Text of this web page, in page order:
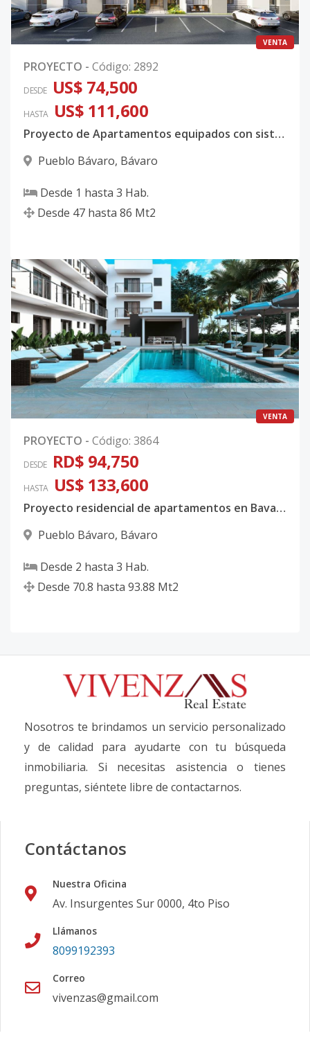
VENTA
PROYECTO - Código: 2892
DESDE US$ 74,500
HASTA US$ 111,600
Proyecto de Apartamentos equipados con sistema de domotica en Bávaro
Pueblo Bávaro, Bávaro
Desde 1 hasta 3 Hab.
Desde 47 hasta 86 Mt2
VENTA
PROYECTO - Código: 3864
DESDE RD$ 94,750
HASTA US$ 133,600
Proyecto residencial de apartamentos en Bavaro, Punta Cana. Entrega 2026
Pueblo Bávaro, Bávaro
Desde 2 hasta 3 Hab.
Desde 70.8 hasta 93.88 Mt2
Nosotros te brindamos un servicio personalizado
y de calidad para ayudarte con tu búsqueda
inmobiliaria. Si necesitas asistencia o tienes
preguntas, siéntete libre de contactarnos.
Contáctanos
Nuestra Oficina
Av. Insurgentes Sur 0000, 4to Piso
Llámanos
8099192393
Correo
vivenzas@gmail.com